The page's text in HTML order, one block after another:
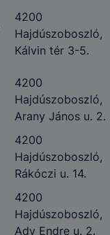
4200
Hajdúszoboszló,
Kálvin tér 3-5.
4200
Hajdúszoboszló,
Arany János u. 2.
4200
Hajdúszoboszló,
Rákóczi u. 14.
4200
Hajdúszoboszló,
Ady Endre u. 2.